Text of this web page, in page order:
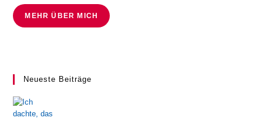
MEHR ÜBER MICH
Neueste Beiträge